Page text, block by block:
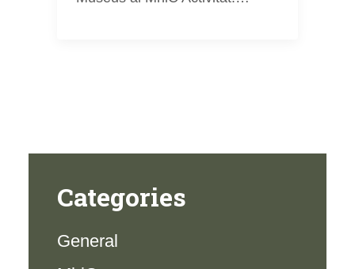
Categories
General